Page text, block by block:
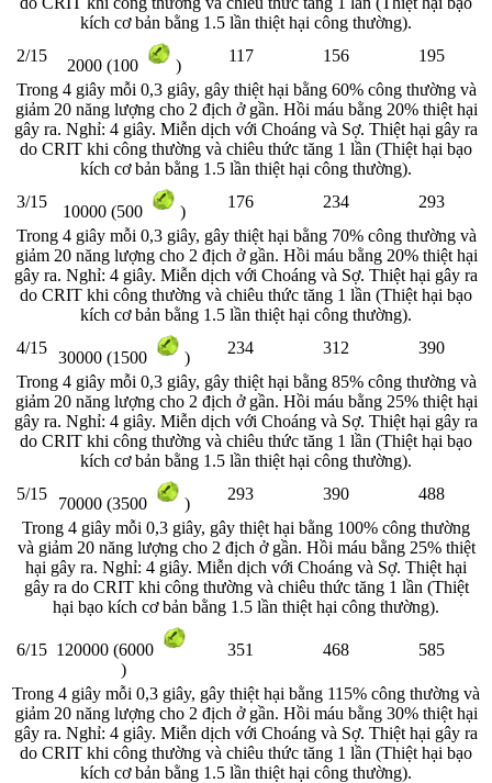
kích cơ bản bằng 1.5 lần thiệt hại công thường).
2/15
2000 (100 )
117 156
195
Trong 4 giây mỗi 0,3 giây, gây thiệt hại bằng 60% công thường và
giảm 20 năng lượng cho 2 địch ở gần. Hồi máu bằng 20% thiệt hại
gây ra. Nghỉ: 4 giây. Miễn dịch với Choáng và Sợ. Thiệt hại gây ra
do CRIT khi công thường và chiêu thức tăng 1 lần (Thiệt hại bạo
kích cơ bản bằng 1.5 lần thiệt hại công thường).
3/15
10000 (500 )
176 234
293
Trong 4 giây mỗi 0,3 giây, gây thiệt hại bằng 70% công thường và
giảm 20 năng lượng cho 2 địch ở gần. Hồi máu bằng 20% thiệt hại
gây ra. Nghỉ: 4 giây. Miễn dịch với Choáng và Sợ. Thiệt hại gây ra
do CRIT khi công thường và chiêu thức tăng 1 lần (Thiệt hại bạo
kích cơ bản bằng 1.5 lần thiệt hại công thường).
4/15
30000 (1500 )
234 312
390
Trong 4 giây mỗi 0,3 giây, gây thiệt hại bằng 85% công thường và
giảm 20 năng lượng cho 2 địch ở gần. Hồi máu bằng 25% thiệt hại
gây ra. Nghỉ: 4 giây. Miễn dịch với Choáng và Sợ. Thiệt hại gây ra
do CRIT khi công thường và chiêu thức tăng 1 lần (Thiệt hại bạo
kích cơ bản bằng 1.5 lần thiệt hại công thường).
5/15
70000 (3500 )
293 390
488
Trong 4 giây mỗi 0,3 giây, gây thiệt hại bằng 100% công thường
và giảm 20 năng lượng cho 2 địch ở gần. Hồi máu bằng 25% thiệt
hại gây ra. Nghỉ: 4 giây. Miễn dịch với Choáng và Sợ. Thiệt hại
gây ra do CRIT khi công thường và chiêu thức tăng 1 lần (Thiệt
hại bạo kích cơ bản bằng 1.5 lần thiệt hại công thường).
6/15 120000 (6000
)
351 468 585
Trong 4 giây mỗi 0,3 giây, gây thiệt hại bằng 115% công thường và
giảm 20 năng lượng cho 2 địch ở gần. Hồi máu bằng 30% thiệt hại
gây ra. Nghỉ: 4 giây. Miễn dịch với Choáng và Sợ. Thiệt hại gây ra
do CRIT khi công thường và chiêu thức tăng 1 lần (Thiệt hại bạo
kích cơ bản bằng 1.5 lần thiệt hại công thường).